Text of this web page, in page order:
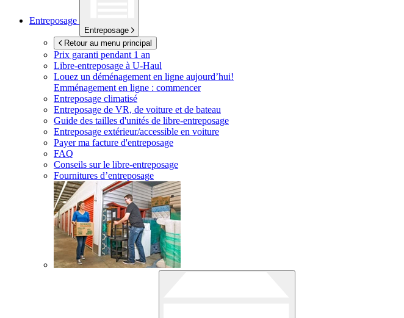
Entreposage
Entreposage
Retour au menu principal
Prix garanti pendant 1 an
Libre-entreposage à U-Haul
Louez un déménagement en ligne aujourd’hui!
Emménagement en ligne : commencer
Entreposage climatisé
Entreposage de VR, de voiture et de bateau
Guide des tailles d'unités de libre-entreposage
Entreposage extérieur/accessible en voiture
Payer ma facture d'entreposage
FAQ
Conseils sur le libre-entreposage
Fournitures d’entreposage